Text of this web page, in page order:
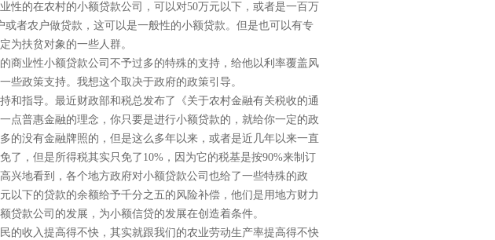
性的在农村的小额贷款公司，可以对50万元以下，或者是一百万
者农户做贷款，这可以是一般性的小额贷款。但是也可以有专
为扶贫对象的一些人群。
业性小额贷款公司不予过多的特殊的支持，给他以利率覆盖风
些政策支持。我想这个取决于政府的政策引导。
指导。最近财政部和税总发布了《关于农村金融有关税收的通
点普惠金融的理念，你只要是进行小额贷款的，就给你一定的政
的没有金融牌照的，但是这么多年以来，或者是近几年以来一直
，但是所得税其实只免了10%，因为它的税基是按90%来制订
兴地看到，各个地方政府对小额贷款公司也给了一些特殊的政
以下的贷款的余额给予千分之五的风险补偿，他们是用地方财力
款公司的发展，为小额信贷的发展在创造着条件。
收入提高得不快，其实就跟我们的农业劳动生产率提高得不快